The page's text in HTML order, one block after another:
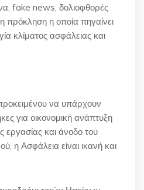
fake news, δολιοφθορές
πρόκληση η οποία πηγαίνει
κλίματος ασφάλειας και
να υπάρχουν
για οικονομική ανάπτυξη
εργασίας και άνοδο του
η Ασφάλεια είναι ικανή και